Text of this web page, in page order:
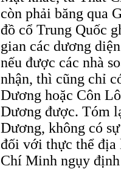
còn phải băng qua
đồ cổ Trung Quốc
gian các dương
nếu được các nhà
nhận, thì cũng chỉ
Dương hoặc Côn
Dương được. Tóm
Dương, không có
đối với thực thể địa
Chí Minh ngụy